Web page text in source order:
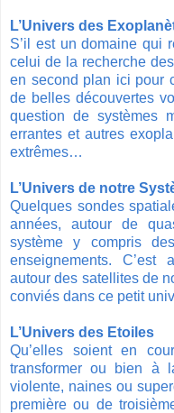
L’Univers des
S’il est un domaine qui
celui de la recherche
en second plan ici pour
de belles découvertes
question de systèmes
errantes et autres
extrêmes…
L’Univers de notre
Quelques sondes
années, autour de
système y compris
enseignements.
autour des satellites de
conviés dans ce petit
L’Univers des Etoiles
Qu’elles soient en
transformer ou bien à
violente, naines ou
première ou de